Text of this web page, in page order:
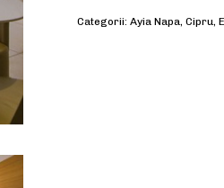
Categorii: Ayia Napa, Cipru,